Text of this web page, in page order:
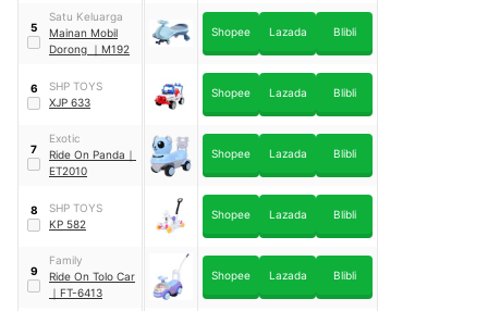
5
Satu Keluarga
Mainan Mobil
Dorong ｜ M192
Shopee Lazada Blibli
6
SHP TOYS
XJP 633
Shopee Lazada Blibli
7
Exotic
Ride On Panda ｜
ET2010
Shopee Lazada Blibli
8
SHP TOYS
KP 582
Shopee Lazada Blibli
9
Family
Ride On Tolo Car
｜ FT-6413
Shopee Lazada Blibli